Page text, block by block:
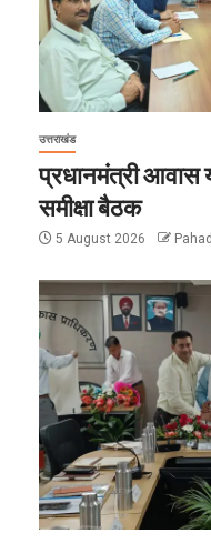
उत्तराखंड
प्रधानमंत्री आवास
समीक्षा बैठक
5 August 2026